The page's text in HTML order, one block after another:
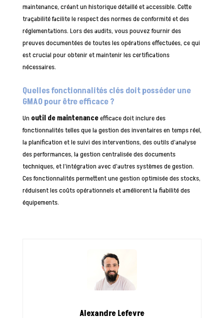
maintenance, créant un historique détaillé et accessible. Cette
traçabilité facilite le respect des normes de conformité et des
réglementations. Lors des audits, vous pouvez fournir des
preuves documentées de toutes les opérations effectuées, ce qui
est crucial pour obtenir et maintenir les certifications
nécessaires.
Quelles fonctionnalités clés doit posséder une
GMAO pour être efficace ?
Un outil de maintenanceefficace doit inclure des
fonctionnalités telles que la gestion des inventaires en temps réel,
la planification et le suivi des interventions, des outils d’analyse
des performances, la gestion centralisée des documents
techniques, et l’intégration avec d’autres systèmes de gestion.
Ces fonctionnalités permettent une gestion optimisée des stocks,
réduisent les coûts opérationnels et améliorent la fiabilité des
équipements.
Alexandre Lefevre